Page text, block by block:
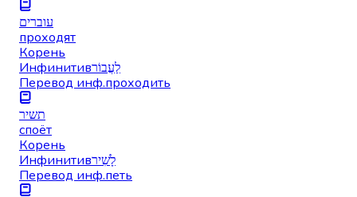
עוברים
проходят
Корень
Инфинитивלַעֲבוֹר
Перевод инф.проходить
תשיר
споёт
Корень
Инфинитивלָשִׁיר
Перевод инф.петь